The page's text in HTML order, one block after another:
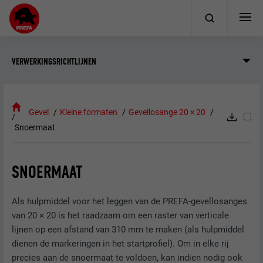
VERWERKINGSRICHTLIJNEN
Gevel Kleine formaten
Gevellosange 20 × 20
Snoermaat
SNOERMAAT
Als hulpmiddel voor het leggen van de PREFA-gevellosanges
van 20 × 20 is het raadzaam om een raster van verticale
lijnen op een afstand van 310 mm te maken (als hulpmiddel
dienen de markeringen in het startprofiel). Om in elke rij
precies aan de snoermaat te voldoen, kan indien nodig ook